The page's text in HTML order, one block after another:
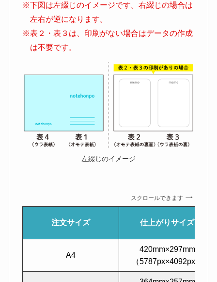
※下図は左綴じのイメージです。右綴じの場合は
左右が逆になります。
※表２・表３は、印刷がない場合はデータの作成
は不要です。
左綴じのイメージ
スクロールできます
注文サイズ 仕上がりサイズ
A4
420mm×297mm
（5787px×4092px）